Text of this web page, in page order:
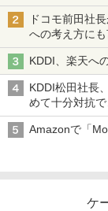
穴と楽天モバ
ドコモ前田社
への考え方にも
KDDI、楽天へ
KDDI松田社長
めて十分対抗で
Amazonで「
ケ